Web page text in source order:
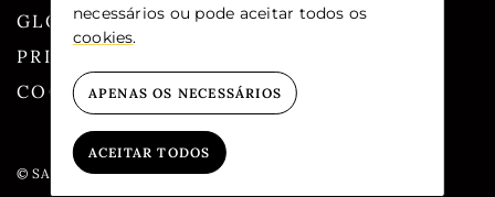
GLOSSÁRIO
PRIVACIDADE
COOKIES
© SANTA CASA DA MISERICÓRDIA DE LISBOA
necessários ou pode aceitar todos os
cookies.
APENAS OS NECESSÁRIOS
ACEITAR TODOS